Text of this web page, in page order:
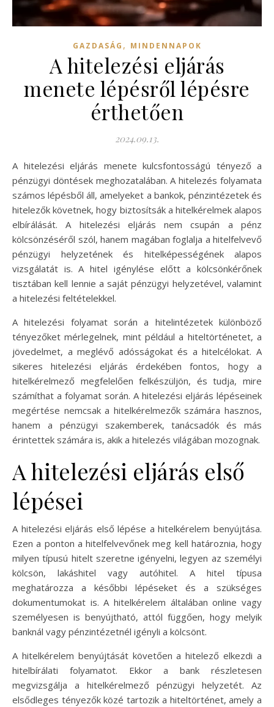
GAZDASÁG , MINDENNAPOK
A hitelezési eljárás
menete lépésről lépésre
érthetően
2024.09.13.
A hitelezési eljárás menete kulcsfontosságú tényező a
pénzügyi döntések meghozatalában. A hitelezés folyamata
számos lépésből áll, amelyeket a bankok, pénzintézetek és
hitelezők követnek, hogy biztosítsák a hitelkérelmek alapos
elbírálását. A hitelezési eljárás nem csupán a pénz
kölcsönzéséről szól, hanem magában foglalja a hitelfelvevő
pénzügyi helyzetének és hitelképességének alapos
vizsgálatát is. A hitel igénylése előtt a kölcsönkérőnek
tisztában kell lennie a saját pénzügyi helyzetével, valamint
a hitelezési feltételekkel.
A hitelezési folyamat során a hitelintézetek különböző
tényezőket mérlegelnek, mint például a hiteltörténetet, a
jövedelmet, a meglévő adósságokat és a hitelcélokat. A
sikeres hitelezési eljárás érdekében fontos, hogy a
hitelkérelmező megfelelően felkészüljön, és tudja, mire
számíthat a folyamat során. A hitelezési eljárás lépéseinek
megértése nemcsak a hitelkérelmezők számára hasznos,
hanem a pénzügyi szakemberek, tanácsadók és más
érintettek számára is, akik a hitelezés világában mozognak.
A hitelezési eljárás első
lépései
A hitelezési eljárás első lépése a hitelkérelem benyújtása.
Ezen a ponton a hitelfelvevőnek meg kell határoznia, hogy
milyen típusú hitelt szeretne igényelni, legyen az személyi
kölcsön, lakáshitel vagy autóhitel. A hitel típusa
meghatározza a későbbi lépéseket és a szükséges
dokumentumokat is. A hitelkérelem általában online vagy
személyesen is benyújtható, attól függően, hogy melyik
banknál vagy pénzintézetnél igényli a kölcsönt.
A hitelkérelem benyújtását követően a hitelező elkezdi a
hitelbírálati folyamatot. Ekkor a bank részletesen
megvizsgálja a hitelkérelmező pénzügyi helyzetét. Az
elsődleges tényezők közé tartozik a hiteltörténet, amely a